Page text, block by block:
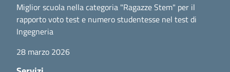
Miglior scuola nella categoria "Ragazze Stem" per il
rapporto voto test e numero studentesse nel test di
Ingegneria
28 marzo 2026